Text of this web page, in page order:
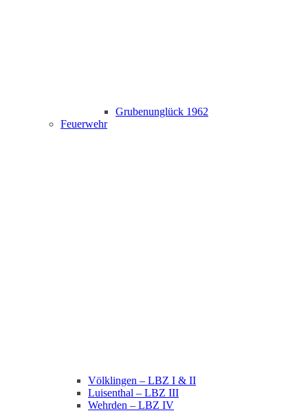
Grubenunglück 1962
Feuerwehr
Völklingen – LBZ I & II
Luisenthal – LBZ III
Wehrden – LBZ IV